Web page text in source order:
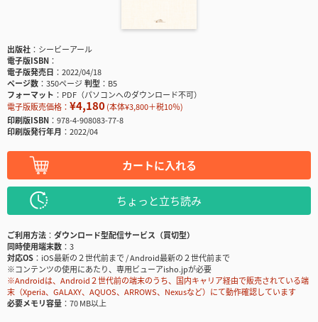
出版社
シービーアール
電子版ISBN
電子版発売日
2022/04/18
ページ数
350ページ判型
B5
フォーマット
PDF（パソコンへのダウンロード不可）
電子版販売価格： ¥4,180(本体¥3,800＋税10％)
印刷版ISBN
978-4-908083-77-8
印刷版発行年月
2022/04
カートに入れる
ちょっと立ち読み
ご利用方法
ダウンロード型配信サービス（買切型）
同時使用端末数
3
対応OS
iOS最新の２世代前まで / Android最新の２世代前まで
※コンテンツの使用にあたり、専用ビューアisho.jpが必要
※Androidは、Android２世代前の端末のうち、国内キャリア経由で販売されている端
末（Xperia、GALAXY、AQUOS、ARROWS、Nexusなど）にて動作確認しています
必要メモリ容量
70 MB以上